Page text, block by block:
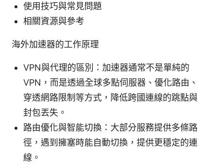
使用技巧與常見問題
相關資源與參考
海外加速器的工作原理
VPN與代理的區別：加速器通常不是單純的
VPN，而是透過全球多點伺服器、優化路由、
穿透網路限制等方式，降低跨國連線的跳點與
封包丟失。
路由優化與智能切換：大部分服務提供多條路
徑，遇到擁塞時能自動切換，提供更穩定的連
線。